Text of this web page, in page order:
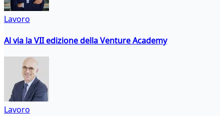
Lavoro
Al via la VII edizione della Venture Academy
Lavoro